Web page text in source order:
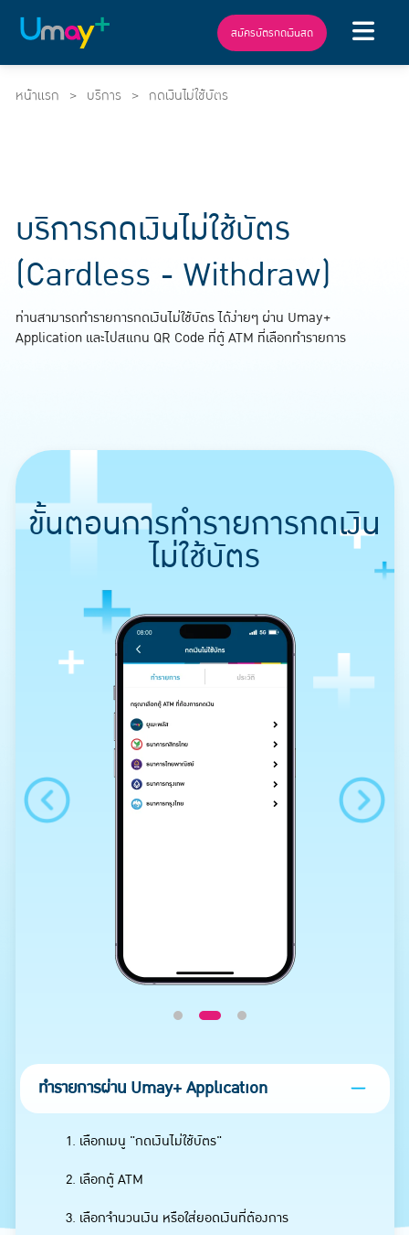
สมัครบัตรกดเงินสด
หน้าแรก บริการ กดเงินไม่ใช้บัตร
บริการกดเงินไม่ใช้บัตร
(Cardless - Withdraw)
ท่านสามารถทำรายการกดเงินไม่ใช้บัตร ได้ง่ายๆ ผ่าน Umay+
Application และไปสแกน QR Code ที่ตู้ ATM ที่เลือกทำรายการ
ขั้นตอนการทำรายการกดเงิน
ไม่ใช้บัตร
ทำรายการผ่าน Umay+ Application
1. เลือกเมนู "กดเงินไม่ใช้บัตร"
2. เลือกตู้ ATM
3. เลือกจำนวนเงิน หรือใส่ยอดเงินที่ต้องการ